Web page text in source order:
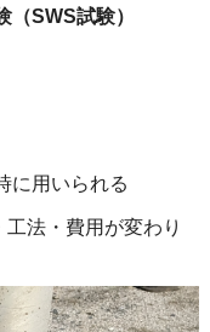
SWS試験）
に用いられる
法・費用が変わり